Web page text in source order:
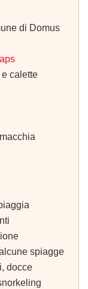
di Domus
calette
spiagge
docce